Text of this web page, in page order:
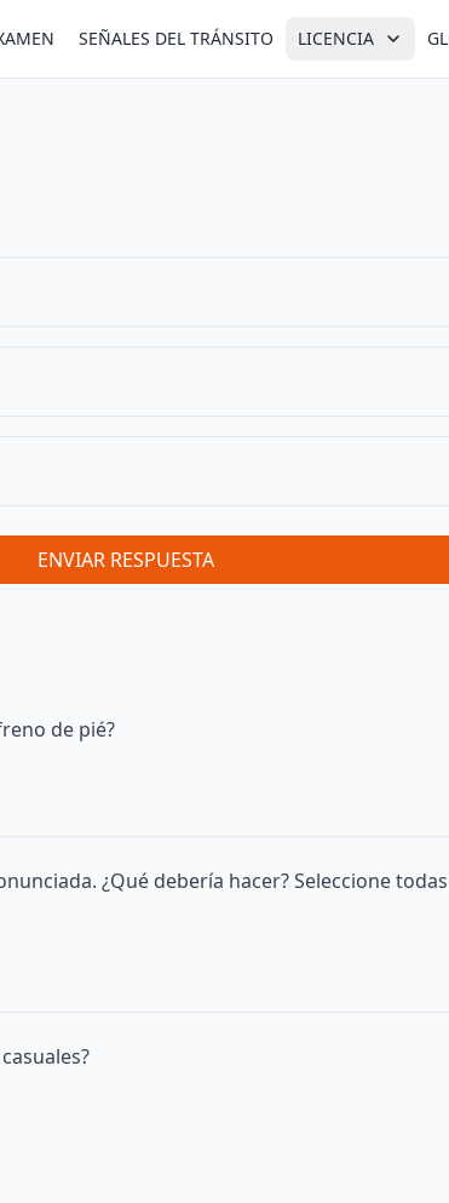
SEÑALES DEL TRÁNSITO LICENCIA
ENVIAR RESPUESTA
de pié?
¿Qué debería hacer? Seleccione